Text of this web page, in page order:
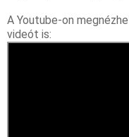
A Youtube-on
videót is: